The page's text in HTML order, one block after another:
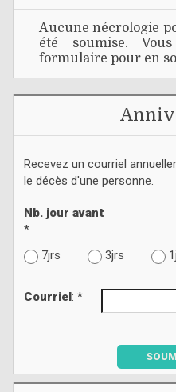
Aucune nécrologie
été soumise.
formulaire pour en
Recevez un courriel
le décès d'une personne.
Nb. jour avant
*
7jrs
3jrs
Courriel: *